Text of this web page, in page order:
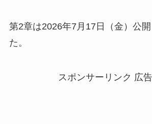
第2章は2026年7月17日（金）公
た。
スポンサーリンク 広